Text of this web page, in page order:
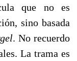
que no es
sino basada
. No recuerdo
La trama es